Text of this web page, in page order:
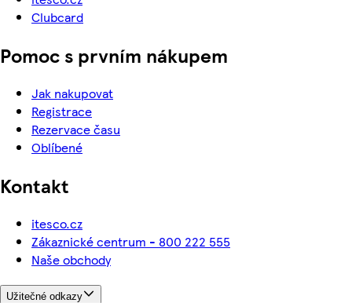
Clubcard
Pomoc s prvním nákupem
Jak nakupovat
Registrace
Rezervace času
Oblíbené
Kontakt
itesco.cz
Zákaznické centrum - 800 222 555
Naše obchody
Užitečné odkazy